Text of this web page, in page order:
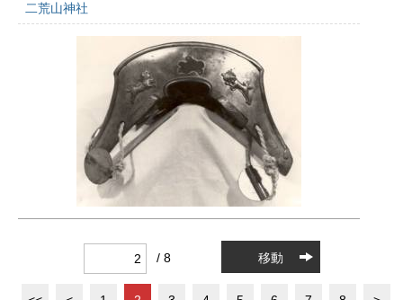
二荒山神社
/ 8 移動